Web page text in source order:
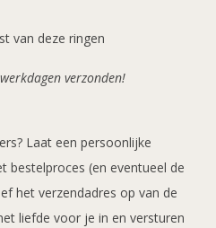
van deze ringen
verzonden!
Laat een persoonlijke
bestelproces (en eventueel de
het verzendadres op van de
liefde voor je in en versturen